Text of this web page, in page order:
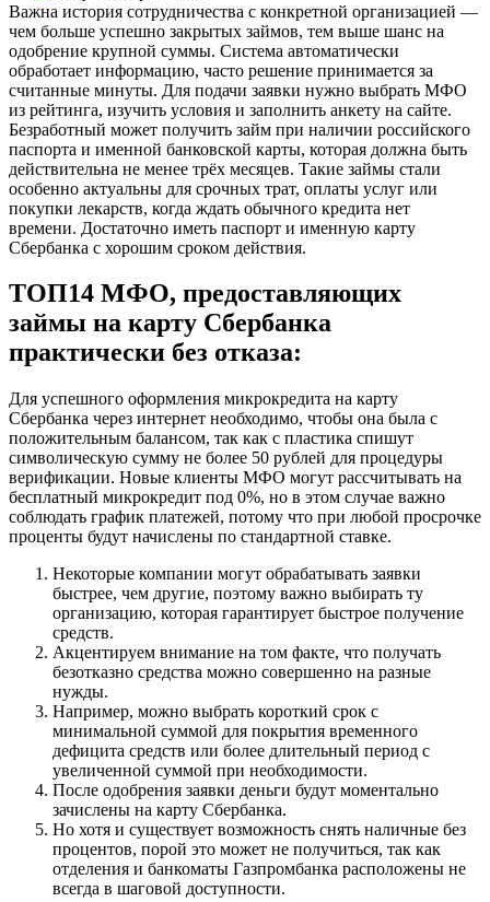
Важна история сотрудничества с конкретной организацией —
чем больше успешно закрытых займов, тем выше шанс на
одобрение крупной суммы. Система автоматически
обработает информацию, часто решение принимается за
считанные минуты. Для подачи заявки нужно выбрать МФО
из рейтинга, изучить условия и заполнить анкету на сайте.
Безработный может получить займ при наличии российского
паспорта и именной банковской карты, которая должна быть
действительна не менее трёх месяцев. Такие займы стали
особенно актуальны для срочных трат, оплаты услуг или
покупки лекарств, когда ждать обычного кредита нет
времени. Достаточно иметь паспорт и именную карту
Сбербанка с хорошим сроком действия.
ТОП14 МФО, предоставляющих
займы на карту Сбербанка
практически без отказа:
Для успешного оформления микрокредита на карту
Сбербанка через интернет необходимо, чтобы она была с
положительным балансом, так как с пластика спишут
символическую сумму не более 50 рублей для процедуры
верификации. Новые клиенты МФО могут рассчитывать на
бесплатный микрокредит под 0%, но в этом случае важно
соблюдать график платежей, потому что при любой просрочке
проценты будут начислены по стандартной ставке.
Некоторые компании могут обрабатывать заявки
быстрее, чем другие, поэтому важно выбирать ту
организацию, которая гарантирует быстрое получение
средств.
Акцентируем внимание на том факте, что получать
безотказно средства можно совершенно на разные
нужды.
Например, можно выбрать короткий срок с
минимальной суммой для покрытия временного
дефицита средств или более длительный период с
увеличенной суммой при необходимости.
После одобрения заявки деньги будут моментально
зачислены на карту Сбербанка.
Но хотя и существует возможность снять наличные без
процентов, порой это может не получиться, так как
отделения и банкоматы Газпромбанка расположены не
всегда в шаговой доступности.